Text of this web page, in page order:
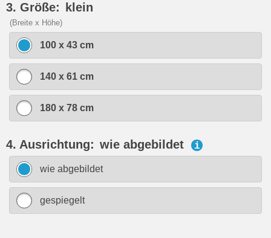
3. Größe: klein
(Breite x Höhe)
100 x 43 cm
140 x 61 cm
180 x 78 cm
4. Ausrichtung: wie abgebildet i
wie abgebildet
gespiegelt